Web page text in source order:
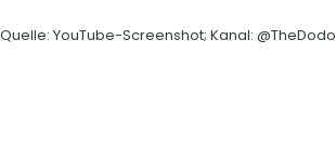
Quelle: YouTube-Screenshot; Kanal: @TheDodo